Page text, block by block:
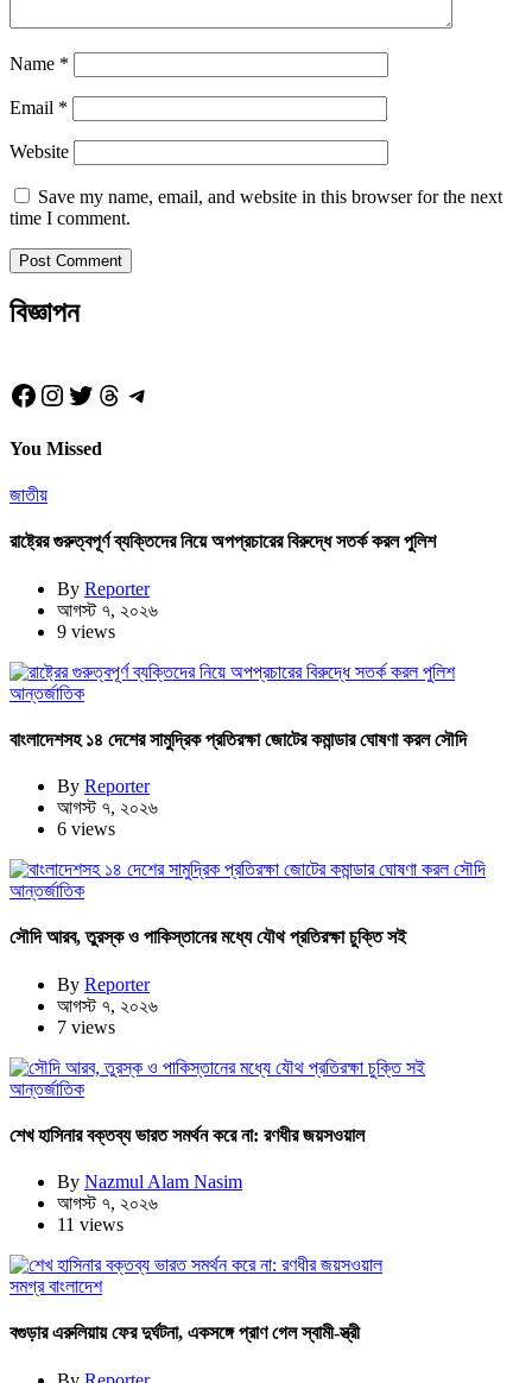
Name *
Email *
Website
Save my name, email, and website in this browser for the next
time I comment.
বিজ্ঞাপন
Facebook
Instagram
Twitter
Threads
Telegram
You Missed
জাতীয়
রাষ্ট্রের গুরুত্বপূর্ণ ব্যক্তিদের নিয়ে অপপ্রচারের বিরুদ্ধে সতর্ক করল পুলিশ
By Reporter
আগস্ট ৭, ২০২৬
9 views
আন্তর্জাতিক
বাংলাদেশসহ ১৪ দেশের সামুদ্রিক প্রতিরক্ষা জোটের কমান্ডার ঘোষণা করল সৌদি
By Reporter
আগস্ট ৭, ২০২৬
6 views
আন্তর্জাতিক
সৌদি আরব, তুরস্ক ও পাকিস্তানের মধ্যে যৌথ প্রতিরক্ষা চুক্তি সই
By Reporter
আগস্ট ৭, ২০২৬
7 views
আন্তর্জাতিক
শেখ হাসিনার বক্তব্য ভারত সমর্থন করে না: রণধীর জয়সওয়াল
By Nazmul Alam Nasim
আগস্ট ৭, ২০২৬
11 views
সমগ্র বাংলাদেশ
বগুড়ার এরুলিয়ায় ফের দুর্ঘটনা, একসঙ্গে প্রাণ গেল স্বামী-স্ত্রী